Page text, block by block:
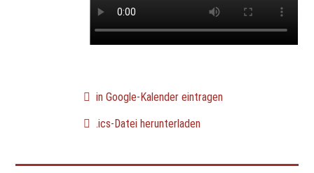
in Google-Kalender eintragen
.ics-Datei herunterladen